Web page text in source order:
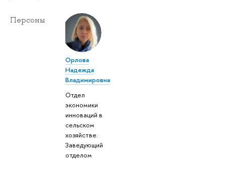
Персоны
Орлова
Надежда
Владимировна
Отдел
экономики
инноваций в
сельском
хозяйстве:
Заведующий
отделом